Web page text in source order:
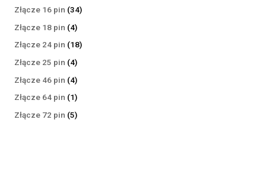
produkty
Złącze 16 pin 3434
Złącze 18 pin 44
produkty
Złącze 24 pin 1818
Złącze 25 pin 44
produkty
Złącze 46 pin 44
produkty
Złącze 64 pin 11
produkt
Złącze 72 pin 55